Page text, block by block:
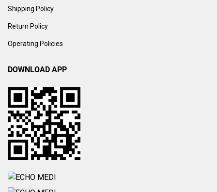
Shipping Policy
Return Policy
Operating Policies
DOWNLOAD APP